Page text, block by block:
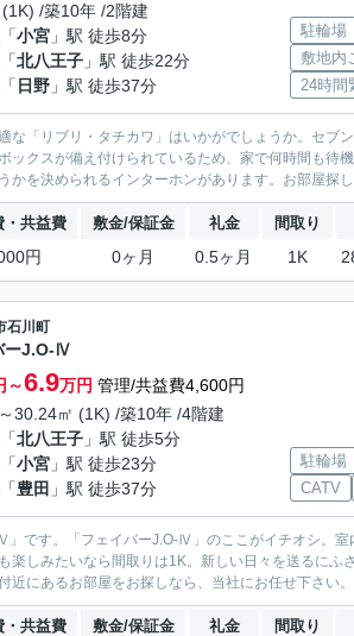
/築10年 /2階建
「小宮 」駅 徒歩8分
「北八王子 」駅 徒歩22分
「 日野 」駅 徒歩37分
駐輪場
敷地内
24時間
な「リブリ・タチカワ」はいかがでしょうか。セブ
ックスが備え付けられているため、家で何時間も待
かを決められるインターホンがあります。お部屋探
・共益費 敷金/保証金 礼金 間取り
円 0ヶ月 0.5ヶ月 1K
石川町
ーJ.O-Ⅳ
～6.9万円 管理/共益費4,600円
30.24㎡ (1K) /築10年 /4階建
「北八王子 」駅 徒歩5分
「小宮 」駅 徒歩23分
「豊田 」駅 徒歩37分
駐輪場
CATV
です。「フェイバーJ.O-Ⅳ」のここがイチオシ。
楽しみたいなら間取りは1K。新しい日々を送るにふ
近にあるお部屋をお探しなら、当社にお任せ下さい
・共益費 敷金/保証金 礼金 間取り